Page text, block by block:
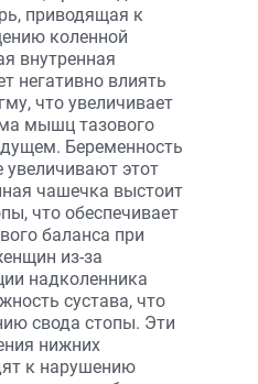
приводящая к
коленной
внутренная
негативно влиять
что увеличивает
мышц тазового
Беременность
увеличивают этот
чашечка выстоит
что обеспечивает
баланса при
из-за
надколенника
сустава, что
свода стопы. Эти
нижних
к нарушению